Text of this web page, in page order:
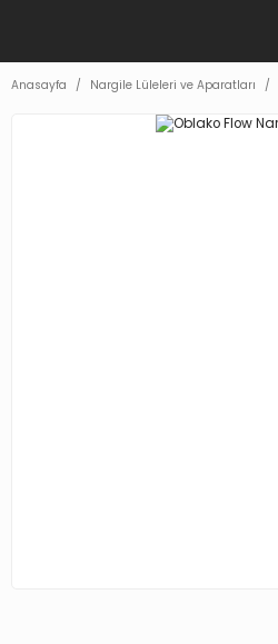
Anasayfa Nargile Lüleleri ve Aparatları